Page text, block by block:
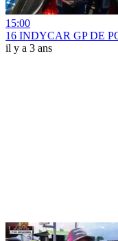
15:00
16 INDYCAR GP DE
il y a 3 ans